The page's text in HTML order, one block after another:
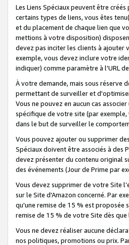
Les Liens Spéciaux peuvent être
certains types de liens, vous êtes
et du placement de chaque lien que
mettions à votre disposition)
devez pas inciter les clients à ajouter
exemple, vous devez inclure votre
indiquer) comme paramètre à l'URL
À votre demande, mais sous réserve
permettant de surveiller et
Vous ne pouvez en aucun cas
spécifique de votre site (par
dans le but de surveiller le
Vous pouvez ajouter ou supprimer
Spéciaux doivent être associés à des
devez présenter du contenu original
des événements (Jour de Prime par
Vous devez supprimer de votre Site
sur le Site d'Amazon concerné. Par
qu'une remise de 15 % est proposée
remise de 15 % de votre Site dès
Vous ne devez réaliser aucune
nos politiques, promotions ou prix.